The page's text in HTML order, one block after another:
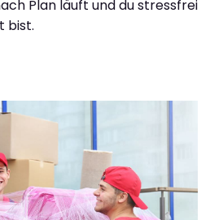
Plan läuft und du stressfrei
bist.